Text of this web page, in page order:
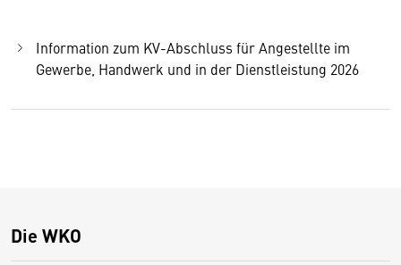
Information zum KV-Abschluss für Angestellte im
Gewerbe, Handwerk und in der Dienstleistung 2026
Die WKO